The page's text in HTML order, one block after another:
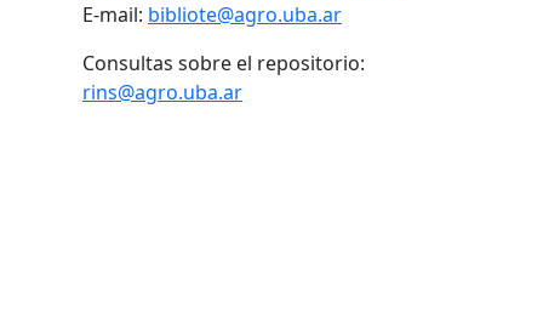
E-mail: bibliote@agro.uba.ar
Consultas sobre el repositorio:
rins@agro.uba.ar